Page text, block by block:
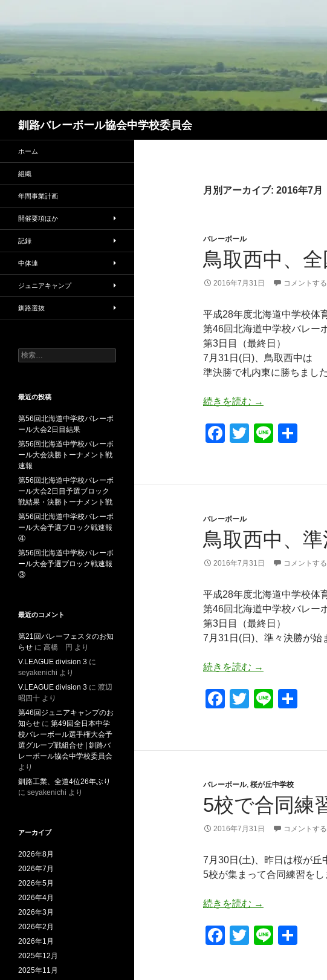
テ
ツ
へ
ス
キ
釧路バレーボール協会中学校委員会
月別アーカイブ: 2016年7月
バレーボール
鳥取西中、
2016年7月31日 コメントする
平成28年度北海道中学校体
第46回北海道中学校バレー
第3日目（最終日）
7月31日(日)、鳥取西中は
準決勝で札内東に勝ちました
続きを読む 鳥取西中、全国
→
F
e
b
o
o
k
T
er
Li
バレーボール
鳥取西中、
2016年7月31日 コメントする
平成28年度北海道中学校体
第46回北海道中学校バレー
第3日目（最終日）
7月31日(日)、準々決勝が始
続きを読む 鳥取西中、準決
→
F
e
b
o
o
k
T
er
Li
バレーボール, 桜が丘中学校
5校で合同練
2016年7月31日 コメントする
7月30日(土)、昨日は桜が丘
5校が集まって合同練習をし
続きを読む 5校で合同練習
→
F
T
Li
ホーム
組織
年間事業計画
開催要項ほか
記録
中体連
ジュニアキャンプ
釧路選抜
検
索:
最近の投稿
第56回北海道中学校バレーボ
ール大会2日目結果
第56回北海道中学校バレーボ
ール大会決勝トーナメント戦
速報
第56回北海道中学校バレーボ
ール大会2日目予選ブロック
戦結果・決勝トーナメント戦
第56回北海道中学校バレーボ
ール大会予選ブロック戦速報
④
第56回北海道中学校バレーボ
ール大会予選ブロック戦速報
③
最近のコメント
第21回バレーフェスタのお知
らせ に 高橋 円 より
V.LEAGUE division 3 に
seyakenichi より
V.LEAGUE division 3 に 渡辺
昭四十 より
第46回ジュニアキャンプのお
知らせ に 第49回全日本中学
校バレーボール選手権大会予
選グループ戦組合せ | 釧路バ
レーボール協会中学校委員会
より
釧路工業、全道4位26年ぶり
に seyakenichi より
アーカイブ
2026年8月
2026年7月
2026年5月
2026年4月
2026年3月
2026年2月
2026年1月
2025年12月
2025年11月